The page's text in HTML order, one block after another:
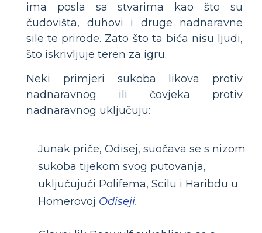
ima posla sa stvarima kao što su
čudovišta, duhovi i druge nadnaravne
sile te prirode. Zato što ta bića nisu ljudi,
što iskrivljuje teren za igru.
Neki primjeri sukoba likova protiv
nadnaravnog ili čovjeka protiv
nadnaravnog uključuju:
Junak priče, Odisej, suočava se s nizom
sukoba tijekom svog putovanja,
uključujući Polifema, Scilu i Haribdu u
Homerovoj Odiseji.